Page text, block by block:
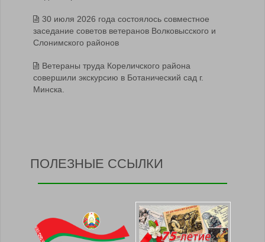
30 июля 2026 года состоялось совместное
заседание советов ветеранов Волковысского и
Слонимского районов
Ветераны труда Кореличского района
совершили экскурсию в Ботанический сад г.
Минска.
ПОЛЕЗНЫЕ ССЫЛКИ